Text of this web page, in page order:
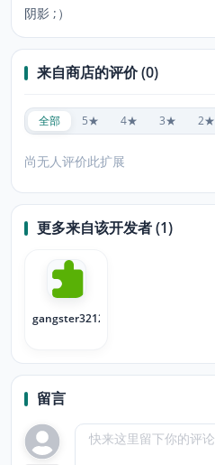
阴影 ;）
来自商店的评价 (0)
全部 5★ 4★ 3★ 2★
尚无人评价此扩展
更多来自该开发者 (1)
gangster32123
留言